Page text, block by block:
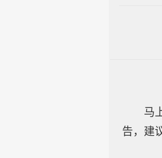
马
告，建